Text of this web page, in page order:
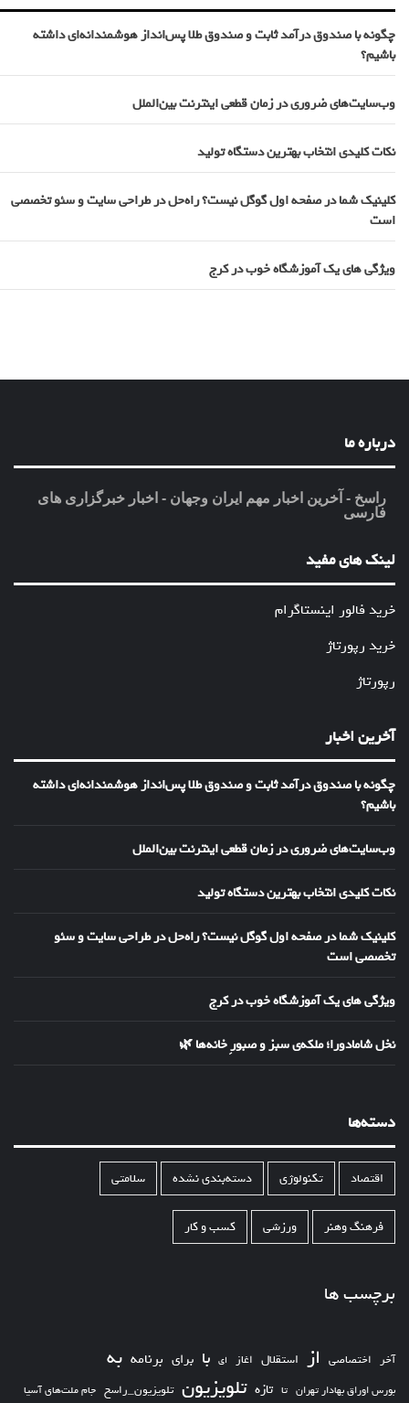
چگونه با صندوق درآمد ثابت و صندوق طلا پس‌انداز هوشمندانه‌ای داشته
باشیم؟
وب‌سایت‌های ضروری در زمان قطعی اینترنت بین‌الملل
نکات کلیدی انتخاب بهترین دستگاه تولید
کلینیک شما در صفحه اول گوگل نیست؟ راه‌حل در طراحی سایت و سئو تخصصی
است
ویژگی های یک آموزشگاه خوب در کرج
درباره ما
راسخ - آخرین اخبار مهم ایران وجهان - اخبار خبرگزاری های
فارسی
لینک های مفید
خرید فالور اینستاگرام
خرید رپورتاژ
رپورتاژ
آخرین اخبار
چگونه با صندوق درآمد ثابت و صندوق طلا پس‌انداز هوشمندانه‌ای داشته
باشیم؟
وب‌سایت‌های ضروری در زمان قطعی اینترنت بین‌الملل
نکات کلیدی انتخاب بهترین دستگاه تولید
کلینیک شما در صفحه اول گوگل نیست؟ راه‌حل در طراحی سایت و سئو
تخصصی است
ویژگی های یک آموزشگاه خوب در کرج
نخل شامادورا؛ ملکه‌ی سبز و صبورِ خانه‌ها 🌿
دسته‌ها
اقتصاد تکنولوژی دسته‌بندی نشده سلامتی
فرهنگ وهنر ورزشی کسب و کار
برچسب ها
آخر اختصاصی از استقلال اغاز ای با برای برنامه به
بورس اوراق بهادار تهران تا تازه تلویزیون تلویزیون_راسخ جام ملت‌های آسیا